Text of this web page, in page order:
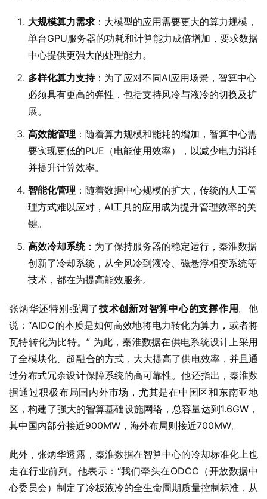
大规模算力需求：大模型的应用需要更大的算力规模，
单台GPU服务器的功耗和计算能力成倍增加，要求数据
中心提供更强大的处理能力。
多样化算力支持：为了应对不同AI应用场景，智算中心
必须具有更高的弹性，包括支持风冷与液冷的切换及扩
展。
高效能管理 ：随着算力规模和能耗的增加，智算中心需
要实现更低的PUE（电能使用效率），以减少电力消耗
并提升计算效率。
智能化管理 ：随着数据中心规模的扩大，传统的人工管
理方式难以应对，AI工具的应用成为提升管理效率的关
键。
高效冷却系统：为了保持服务器的稳定运行，秦淮数据
创新了冷却系统，从全风冷到液冷、磁悬浮相变系统等
技术，都在为提高能效服务。
张炳华还特别强调了技术创新对智算中心的支撑作用 。他
说：“AIDC的本质是如何高效地将电力转化为算力，或者将
瓦特转化为比特。” 为此，秦淮数据在供电系统设计上采用
了全模块化、超融合的方式，大大提高了供电效率，并且通
过分布式冗余设计保障系统的高可靠性。他还指出，秦淮数
据通过积极布局国内外市场，尤其是在中国区和东南亚地
区，构建了强大的智算基础设施网络，总容量达到1.6GW，
其中国内部分接近900MW，海外布局则接近700MW。
此外，张炳华透露，秦淮数据在智算中心的冷却标准化上也
走在行业前列。他表示：“我们牵头在ODCC（开放数据中
心委员会）制定了冷板液冷的全生命周期质量控制标准，从